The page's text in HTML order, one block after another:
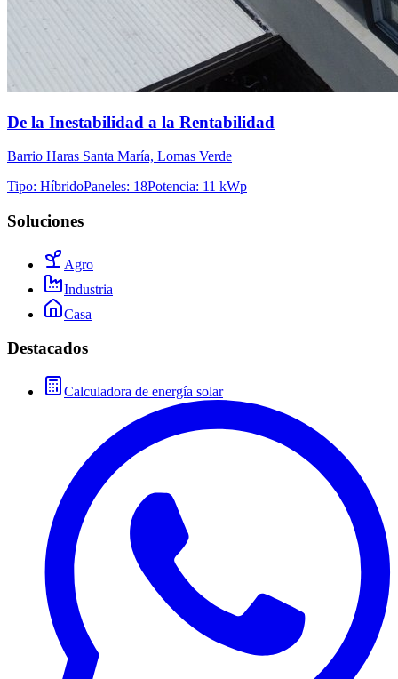
De la Inestabilidad a la Rentabilidad
Barrio Haras Santa María, Lomas Verde
Tipo: HíbridoPaneles: 18Potencia: 11 kWp
Soluciones
Agro
Industria
Casa
Destacados
Calculadora de energía solar